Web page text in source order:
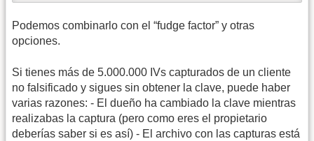
Podemos combinarlo con el “fudge factor” y otras
opciones.
Si tienes más de 5.000.000 IVs capturados de un cliente
no falsificado y sigues sin obtener la clave, puede haber
varias razones: - El dueño ha cambiado la clave mientras
realizabas la captura (pero como eres el propietario
deberías saber si es así) - El archivo con las capturas está